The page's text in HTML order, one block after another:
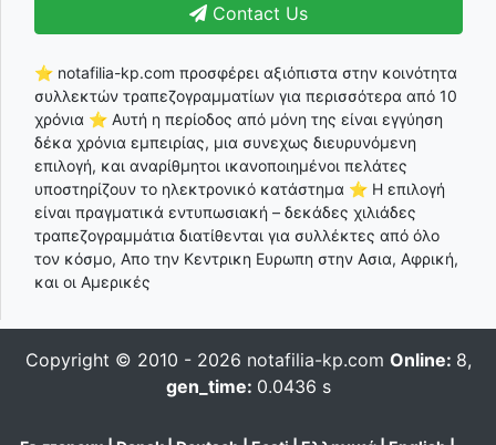
Contact Us
⭐ notafilia-kp.com προσφέρει αξιόπιστα στην κοινότητα
συλλεκτών τραπεζογραμματίων για περισσότερα από 10
χρόνια ⭐ Αυτή η περίοδος από μόνη της είναι εγγύηση
δέκα χρόνια εμπειρίας, μια συνεχως διευρυνόμενη
επιλογή, και αναρίθμητοι ικανοποιημένοι πελάτες
υποστηρίζουν το ηλεκτρονικό κατάστημα ⭐ Η επιλογή
είναι πραγματικά εντυπωσιακή – δεκάδες χιλιάδες
τραπεζογραμμάτια διατίθενται για συλλέκτες από όλο
τον κόσμο, Απο την Κεντρικη Ευρωπη στην Ασια, Αφρική,
και οι Αμερικές
Copyright © 2010 - 2026 notafilia-kp.com Online: 8,
gen_time: 0.0436 s